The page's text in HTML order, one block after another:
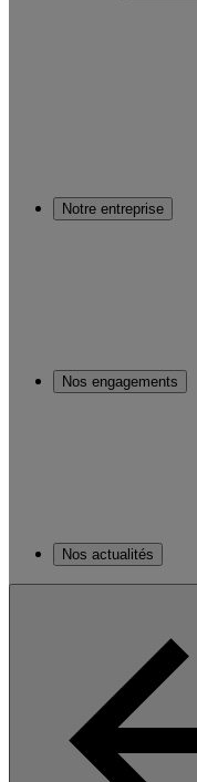
Notre entreprise
Nos engagements
Nos actualités